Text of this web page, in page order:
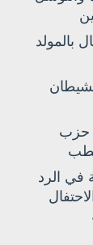
بالمولد
حزب
في الرد